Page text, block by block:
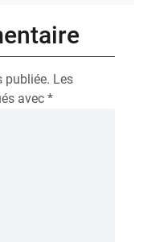
publiée. Les
avec *